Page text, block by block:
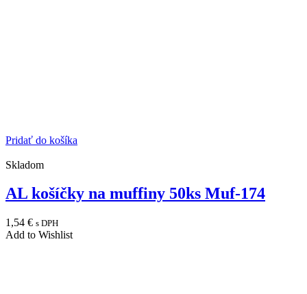
Pridať do košíka
Skladom
AL košíčky na muffiny 50ks Muf-174
1,54 € s DPH
Add to Wishlist